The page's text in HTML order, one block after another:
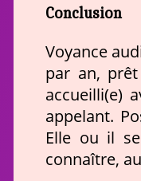
Conclusion
Voyance
par an,
accueilli(e)
appelant.
Elle ou il
connaître,